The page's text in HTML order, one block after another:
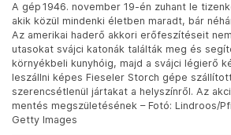
A gép 1946. november 19-én zuhant le
akik közül mindenki életben maradt, bár
Az amerikai haderő akkori erőfeszítéseit
utasokat svájci katonák találták meg és
környékbeli kunyhóig, majd a svájci légierő
leszállni képes Fieseler Storch gépe
szerencsétlenül jártakat a helyszínről. Az
mentés megszületésének – Fotó: Lindroos/
Getty Images